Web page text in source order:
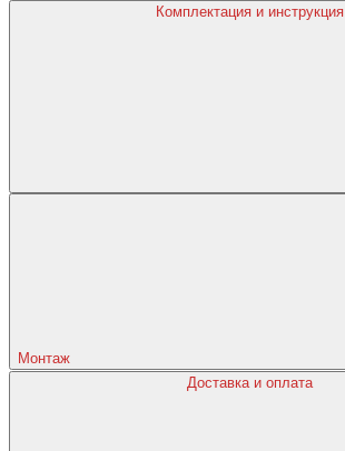
Комплектация и инструкция
Монтаж
Доставка и оплата